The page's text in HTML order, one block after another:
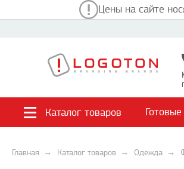
Цены на сайте
Каталог товаров
Главная Каталог товаров Одежда